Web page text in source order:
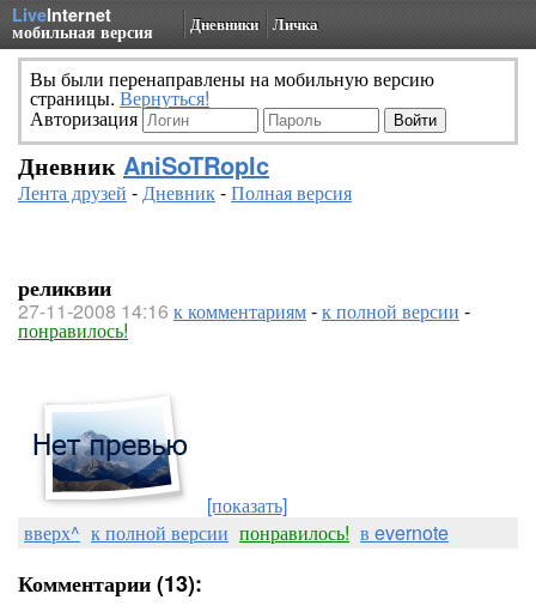
LiveInternet
мобильная версия Дневники Личка
Вы были перенаправлены на мобильную версию
страницы. Вернуться!
Авторизация
Дневник AniSoTRopIc
Лента друзей -Дневник-Полная версия
реликвии
27-11-2008 14:16 к комментариям-к полной версии -
понравилось!
[показать]
вверх^ к полной версии понравилось! в evernote
Комментарии (13):